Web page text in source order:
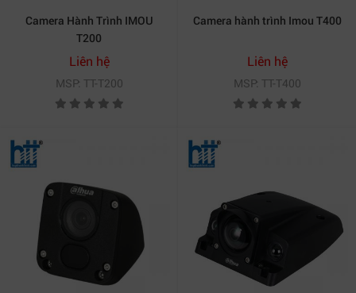
tiếp bằng giọng nói. Tính năng này cho phép bật tắt ghi
hình, chụp ảnh hoặc truy cập nhanh các chức năng mà
không cần rời tay khỏi vô lăng.
Điều này không chỉ tiện lợi mà còn nâng cao sự an toàn
4. Kết nối thông minh, lưu trữ tiện lợi
Camera Hành Trình IMOU S400
hỗ trợ kết nối Wi-Fi trực
tiếp với điện thoại thông qua ứng dụng Imou Life. Người
dùng có thể xem lại, tải xuống hoặc chia sẻ video nhanh
chóng chỉ với vài thao tác. Ngoài ra, camera hỗ trợ thẻ
nhớ MicroSD lên đến 256GB và dịch vụ lưu trữ đám
Camera Hành Trình IMOU
T200
Liên hệ
MSP: TT-T200
Camera hành trình Imou T400
Liên hệ
MSP: TT-T400